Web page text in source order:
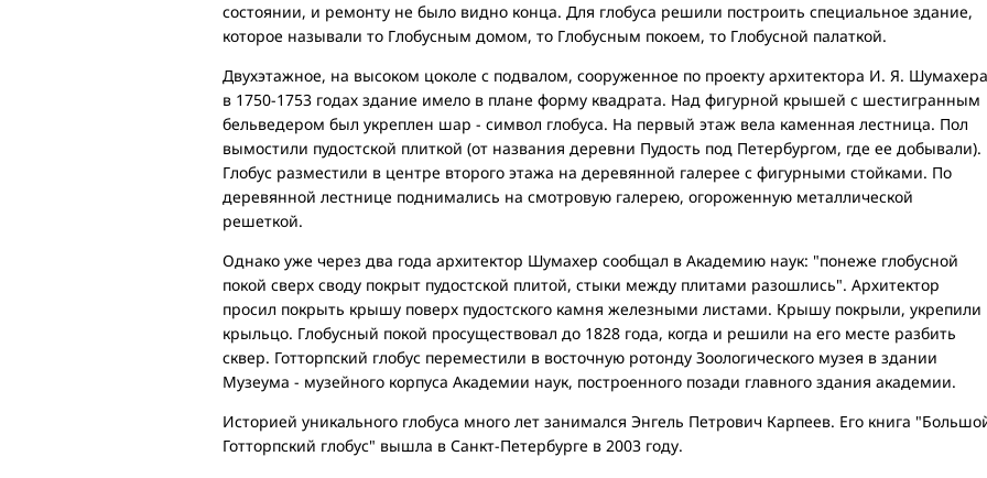
состоянии, и ремонту не было видно конца. Для глобуса решили построить специальное здание,
которое называли то Глобусным домом, то Глобусным покоем, то Глобусной палаткой.
Двухэтажное, на высоком цоколе с подвалом, сооруженное по проекту архитектора И. Я. Шумахера
в 1750-1753 годах здание имело в плане форму квадрата. Над фигурной крышей с шестигранным
бельведером был укреплен шар - символ глобуса. На первый этаж вела каменная лестница. Пол
вымостили пудостской плиткой (от названия деревни Пудость под Петербургом, где ее добывали).
Глобус разместили в центре второго этажа на деревянной галерее с фигурными стойками. По
деревянной лестнице поднимались на смотровую галерею, огороженную металлической
решеткой.
Однако уже через два года архитектор Шумахер сообщал в Академию наук: "понеже глобусной
покой сверх своду покрыт пудостской плитой, стыки между плитами разошлись". Архитектор
просил покрыть крышу поверх пудостского камня железными листами. Крышу покрыли, укрепили
крыльцо. Глобусный покой просуществовал до 1828 года, когда и решили на его месте разбить
сквер. Готторпский глобус переместили в восточную ротонду Зоологического музея в здании
Музеума - музейного корпуса Академии наук, построенного позади главного здания академии.
Историей уникального глобуса много лет занимался Энгель Петрович Карпеев. Его книга
Готторпский глобус" вышла в Санкт-Петербурге в 2003 году.